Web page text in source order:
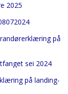
2025
på
sei 2024
på landing-